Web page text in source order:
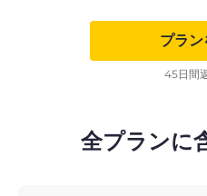
プラ
45日間
全プランに